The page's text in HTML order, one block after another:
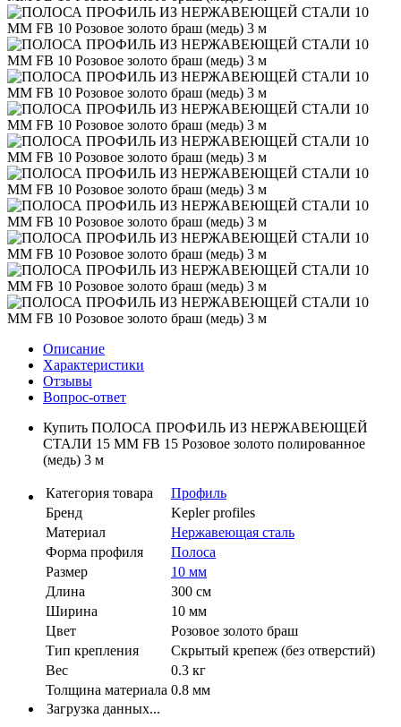
Описание
Характеристики
Отзывы
Вопрос-ответ
Купить ПОЛОСА ПРОФИЛЬ ИЗ НЕРЖАВЕЮЩЕЙ
СТАЛИ 15 ММ FB 15 Розовое золото полированное
(медь) 3 м
Категория товара
Профиль
Бренд
Kepler profiles
Материал
Нержавеющая сталь
Форма профиля
Полоса
Размер
10 мм
Длина
300 см
Ширина
10 мм
Цвет
Розовое золото браш
Тип крепления
Скрытый крепеж (без отверстий)
Вес
0.3 кг
Толщина материала 0.8 мм
Загрузка данных...